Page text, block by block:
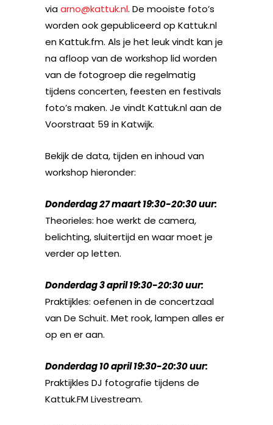
viaarno@kattuk.nl. De mooiste foto’s
worden ook gepubliceerd op Kattuk.nl
en Kattuk.fm. Als je het leuk vindt kan je
na afloop van de workshop lid worden
van de fotogroep die regelmatig
tijdens concerten, feesten en festivals
foto’s maken. Je vindt Kattuk.nl aan de
Voorstraat 59 in Katwijk.
Bekijk de data, tijden en inhoud van
workshop hieronder:
Donderdag 27 maart 19:30-20:30 uur:
Theorieles: hoe werkt de camera,
belichting, sluitertijd en waar moet je
verder op letten.
Donderdag 3 april 19:30-20:30 uur:
Praktijkles: oefenen in de concertzaal
van De Schuit. Met rook, lampen alles er
op en er aan.
Donderdag 10 april 19:30-20:30 uur:
Praktijkles DJ fotografie tijdens de
Kattuk.FM Livestream.